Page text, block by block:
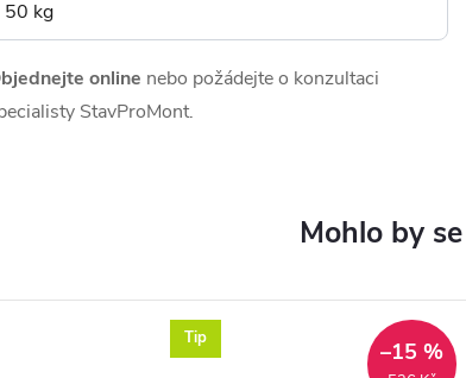
50 kg
online nebo požádejte o konzultaci
StavProMont.
Tip –15 %